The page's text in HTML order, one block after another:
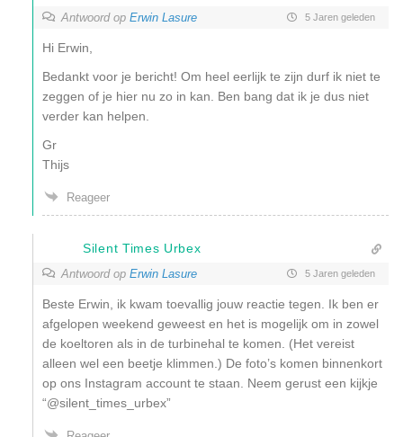
Antwoord op Erwin Lasure 5 Jaren geleden
Hi Erwin,
Bedankt voor je bericht! Om heel eerlijk te zijn durf ik niet te
zeggen of je hier nu zo in kan. Ben bang dat ik je dus niet
verder kan helpen.
Gr
Thijs
Reageer
Silent Times Urbex
Antwoord op Erwin Lasure 5 Jaren geleden
Beste Erwin, ik kwam toevallig jouw reactie tegen. Ik ben er
afgelopen weekend geweest en het is mogelijk om in zowel
de koeltoren als in de turbinehal te komen. (Het vereist
alleen wel een beetje klimmen.) De foto’s komen binnenkort
op ons Instagram account te staan. Neem gerust een kijkje
“@silent_times_urbex”